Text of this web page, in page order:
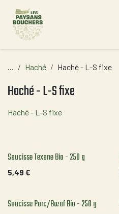
... Haché Haché - L-S fixe
Haché - L-S fixe
Haché - L-S fixe
Saucisse Texane Bio - 250 g
5,49 €
Saucisse Porc/Bœuf Bio - 250 g